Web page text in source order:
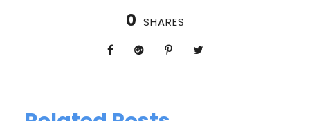
0 SHARES